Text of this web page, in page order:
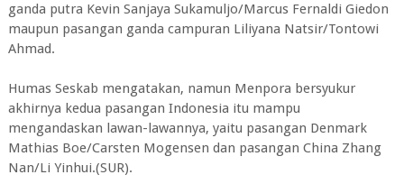
ganda putra Kevin Sanjaya Sukamuljo/Marcus Fernaldi Giedon
maupun pasangan ganda campuran Liliyana Natsir/Tontowi
Ahmad.
Humas Seskab mengatakan, namun Menpora bersyukur
akhirnya kedua pasangan Indonesia itu mampu
mengandaskan lawan-lawannya, yaitu pasangan Denmark
Mathias Boe/Carsten Mogensen dan pasangan China Zhang
Nan/Li Yinhui.(SUR).